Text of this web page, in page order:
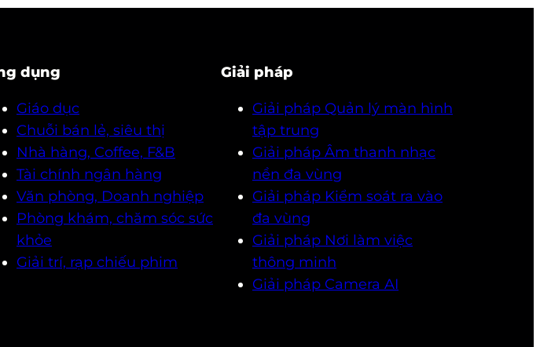
dụng
Giáo dục
Chuỗi bán lẻ, siêu thị
Nhà hàng, Coffee, F&B
Tài chính ngân hàng
Văn phòng, Doanh nghiệp
Phòng khám, chăm sóc sức
khỏe
Giải trí, rạp chiếu phim
Giải pháp
Giải pháp Quản lý màn hình
tập trung
Giải pháp Âm thanh nhạc
nền đa vùng
Giải pháp Kiểm soát ra vào
đa vùng
Giải pháp Nơi làm việc
thông minh
Giải pháp Camera AI